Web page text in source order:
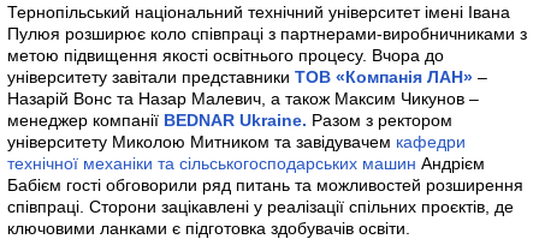
Тернопільський національний технічний університет імені Івана
Пулюя розширює коло співпраці з партнерами-виробничниками з
метою підвищення якості освітнього процесу. Вчора до
університету завітали представники ТОВ «Компанія ЛАН» –
Назарій Вонс та Назар Малевич, а також Максим Чикунов –
менеджер компанії BEDNAR Ukraine. Разом з ректором
університету Миколою Митником та завідувачем кафедри
технічної механіки та сільськогосподарських машин Андрієм
Бабієм гості обговорили ряд питань та можливостей розширення
співпраці. Сторони зацікавлені у реалізації спільних проєктів, де
ключовими ланками є підготовка здобувачів освіти.